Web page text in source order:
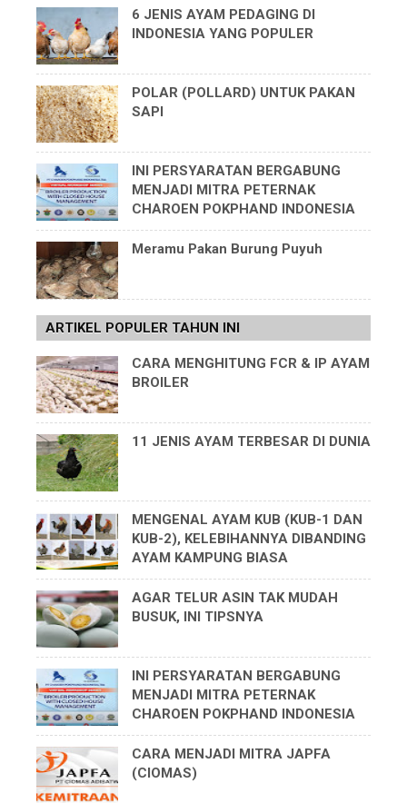
6 JENIS AYAM PEDAGING DI
INDONESIA YANG POPULER
POLAR (POLLARD) UNTUK PAKAN
SAPI
INI PERSYARATAN BERGABUNG
MENJADI MITRA PETERNAK
CHAROEN POKPHAND INDONESIA
Meramu Pakan Burung Puyuh
ARTIKEL POPULER TAHUN INI
CARA MENGHITUNG FCR & IP AYAM
BROILER
11 JENIS AYAM TERBESAR DI DUNIA
MENGENAL AYAM KUB (KUB-1 DAN
KUB-2), KELEBIHANNYA DIBANDING
AYAM KAMPUNG BIASA
AGAR TELUR ASIN TAK MUDAH
BUSUK, INI TIPSNYA
INI PERSYARATAN BERGABUNG
MENJADI MITRA PETERNAK
CHAROEN POKPHAND INDONESIA
CARA MENJADI MITRA JAPFA
(CIOMAS)